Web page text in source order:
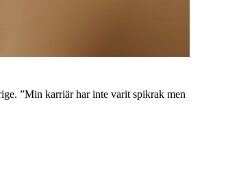
”Min karriär har inte varit spikrak men